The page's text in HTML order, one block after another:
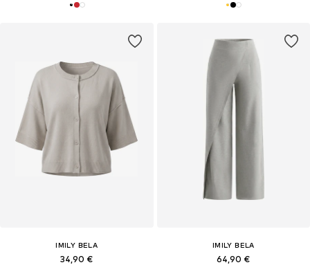
IMILY BELA
34,90 €
IMILY BELA
64,90 €